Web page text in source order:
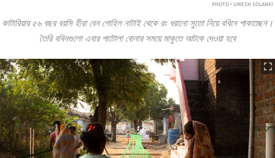
PHOTO • UMESH SOLANKI
কাটারিয়ার ৫৬ বছর বয়সি হীরা বেন গোহিল নাটাই থেকে রং ধরানো সুতো নিয়ে ববিনে পাকাচ্ছেন।
তৈরি ববিনগুলো এবার পাটোলা বোনার সময়ে মাকুতে আটকে দেওয়া হবে